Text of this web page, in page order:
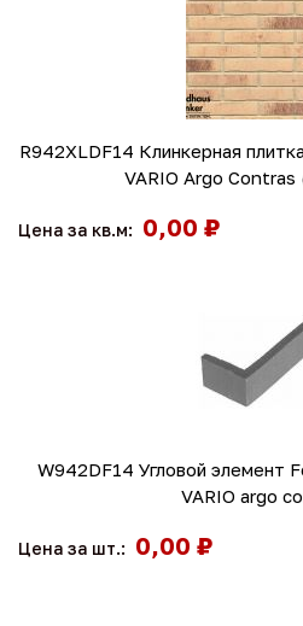
R942XLDF14 Клинкерная
VARIO Argo
Цена за кв.м: 0,00 ₽
W942DF14 Угловой элемент
VARIO argo
Цена за шт.: 0,00 ₽